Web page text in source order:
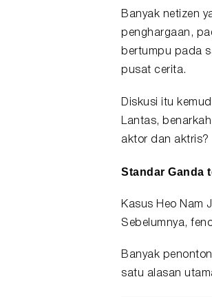
Banyak netizen
penghargaan,
bertumpu pada
pusat cerita.
Diskusi itu
Lantas,
aktor dan aktris?
Standar Ganda
Kasus Heo Nam
Sebelumnya,
Banyak
satu alasan